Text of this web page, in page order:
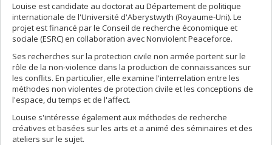
Louise est candidate au doctorat au Département de politique
internationale de l'Université d'Aberystwyth (Royaume-Uni). Le
projet est financé par le Conseil de recherche économique et
sociale (ESRC) en collaboration avec Nonviolent Peaceforce.
Ses recherches sur la protection civile non armée portent sur le
rôle de la non-violence dans la production de connaissances sur
les conflits. En particulier, elle examine l'interrelation entre les
méthodes non violentes de protection civile et les conceptions de
l'espace, du temps et de l'affect.
Louise s'intéresse également aux méthodes de recherche
créatives et basées sur les arts et a animé des séminaires et des
ateliers sur le sujet.